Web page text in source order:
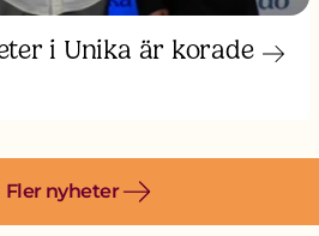
i Unika är korade
Fler nyheter